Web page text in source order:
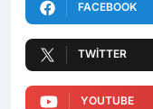
FACEBOOK
TWITTER
YOUTUBE